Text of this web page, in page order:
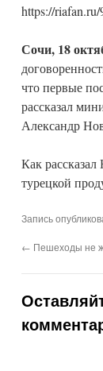
https://
Сочи, 18
что первые
рассказал
Александр
Как
турецкой
Запись
← Пешеходы не